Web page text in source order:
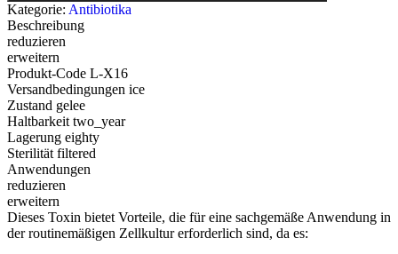
Kategorie: Antibiotika
Beschreibung
reduzieren
erweitern
Produkt-Code L-X16
Versandbedingungen ice
Zustand gelee
Haltbarkeit two_year
Lagerung eighty
Sterilität filtered
Anwendungen
reduzieren
erweitern
Dieses Toxin bietet Vorteile, die für eine sachgemäße Anwendung in
der routinemäßigen Zellkultur erforderlich sind, da es: